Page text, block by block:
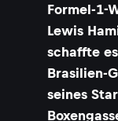
Formel-1-
Lewis
schaffte
Brasilien-
seines